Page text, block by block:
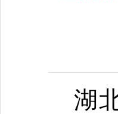
湖